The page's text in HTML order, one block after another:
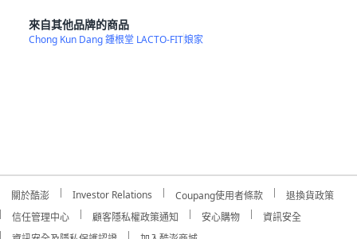
來自其他品牌的商品
Chong Kun Dang 鍾根堂 LACTO-FIT娘家
關於酷澎 Investor Relations Coupang使用者條款
退換貨政策
信任管理中心
顧客隱私權政策通知 安心購物
資訊安全